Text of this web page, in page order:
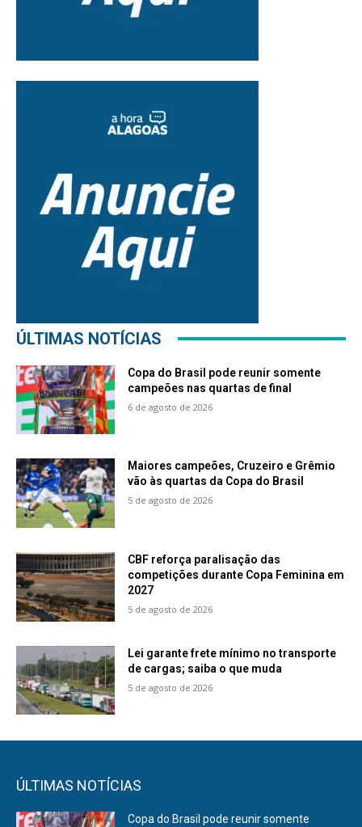
ÚLTIMAS NOTÍCIAS
Copa do Brasil pode reunir somente
campeões nas quartas de final
6 de agosto de 2026
Maiores campeões, Cruzeiro e Grêmio
vão às quartas da Copa do Brasil
5 de agosto de 2026
CBF reforça paralisação das
competições durante Copa Feminina em
2027
5 de agosto de 2026
Lei garante frete mínimo no transporte
de cargas; saiba o que muda
5 de agosto de 2026
ÚLTIMAS NOTÍCIAS
Copa do Brasil pode reunir somente